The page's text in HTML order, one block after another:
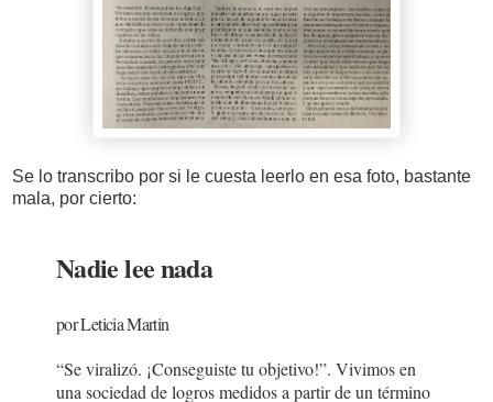
Se lo transcribo por si le cuesta leerlo en esa foto, bastante
mala, por cierto:
Nadie lee nada
por Leticia Martin
“Se viralizó. ¡Conseguiste tu objetivo!”. Vivimos en
una sociedad de logros medidos a partir de un término